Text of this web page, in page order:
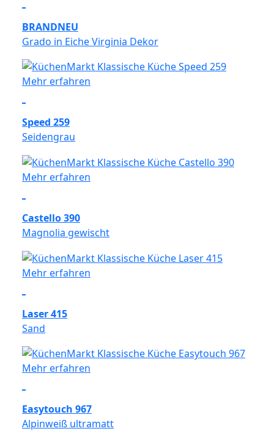
BRANDNEU
Grado in Eiche Virginia Dekor
Mehr erfahren
Speed 259
Seidengrau
Mehr erfahren
Castello 390
Magnolia gewischt
Mehr erfahren
Laser 415
Sand
Mehr erfahren
Easytouch 967
Alpinweiß ultramatt